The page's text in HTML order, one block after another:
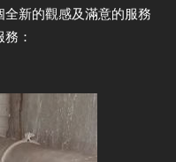
全新的觀感及滿意的服務
：